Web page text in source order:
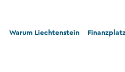
Warum Liechtenstein